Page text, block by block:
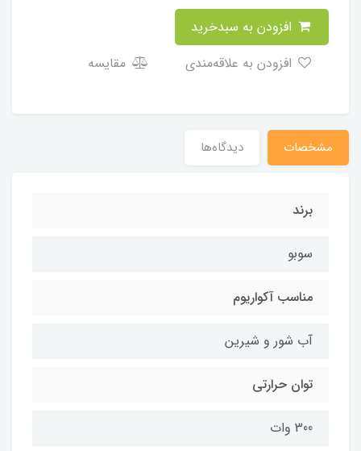
مقایسه
مشخصات دیدگاه‌ها
برند
سوبو
مناسب آکواریوم
آب شور و شیرین
توان حرارتی
300 وات